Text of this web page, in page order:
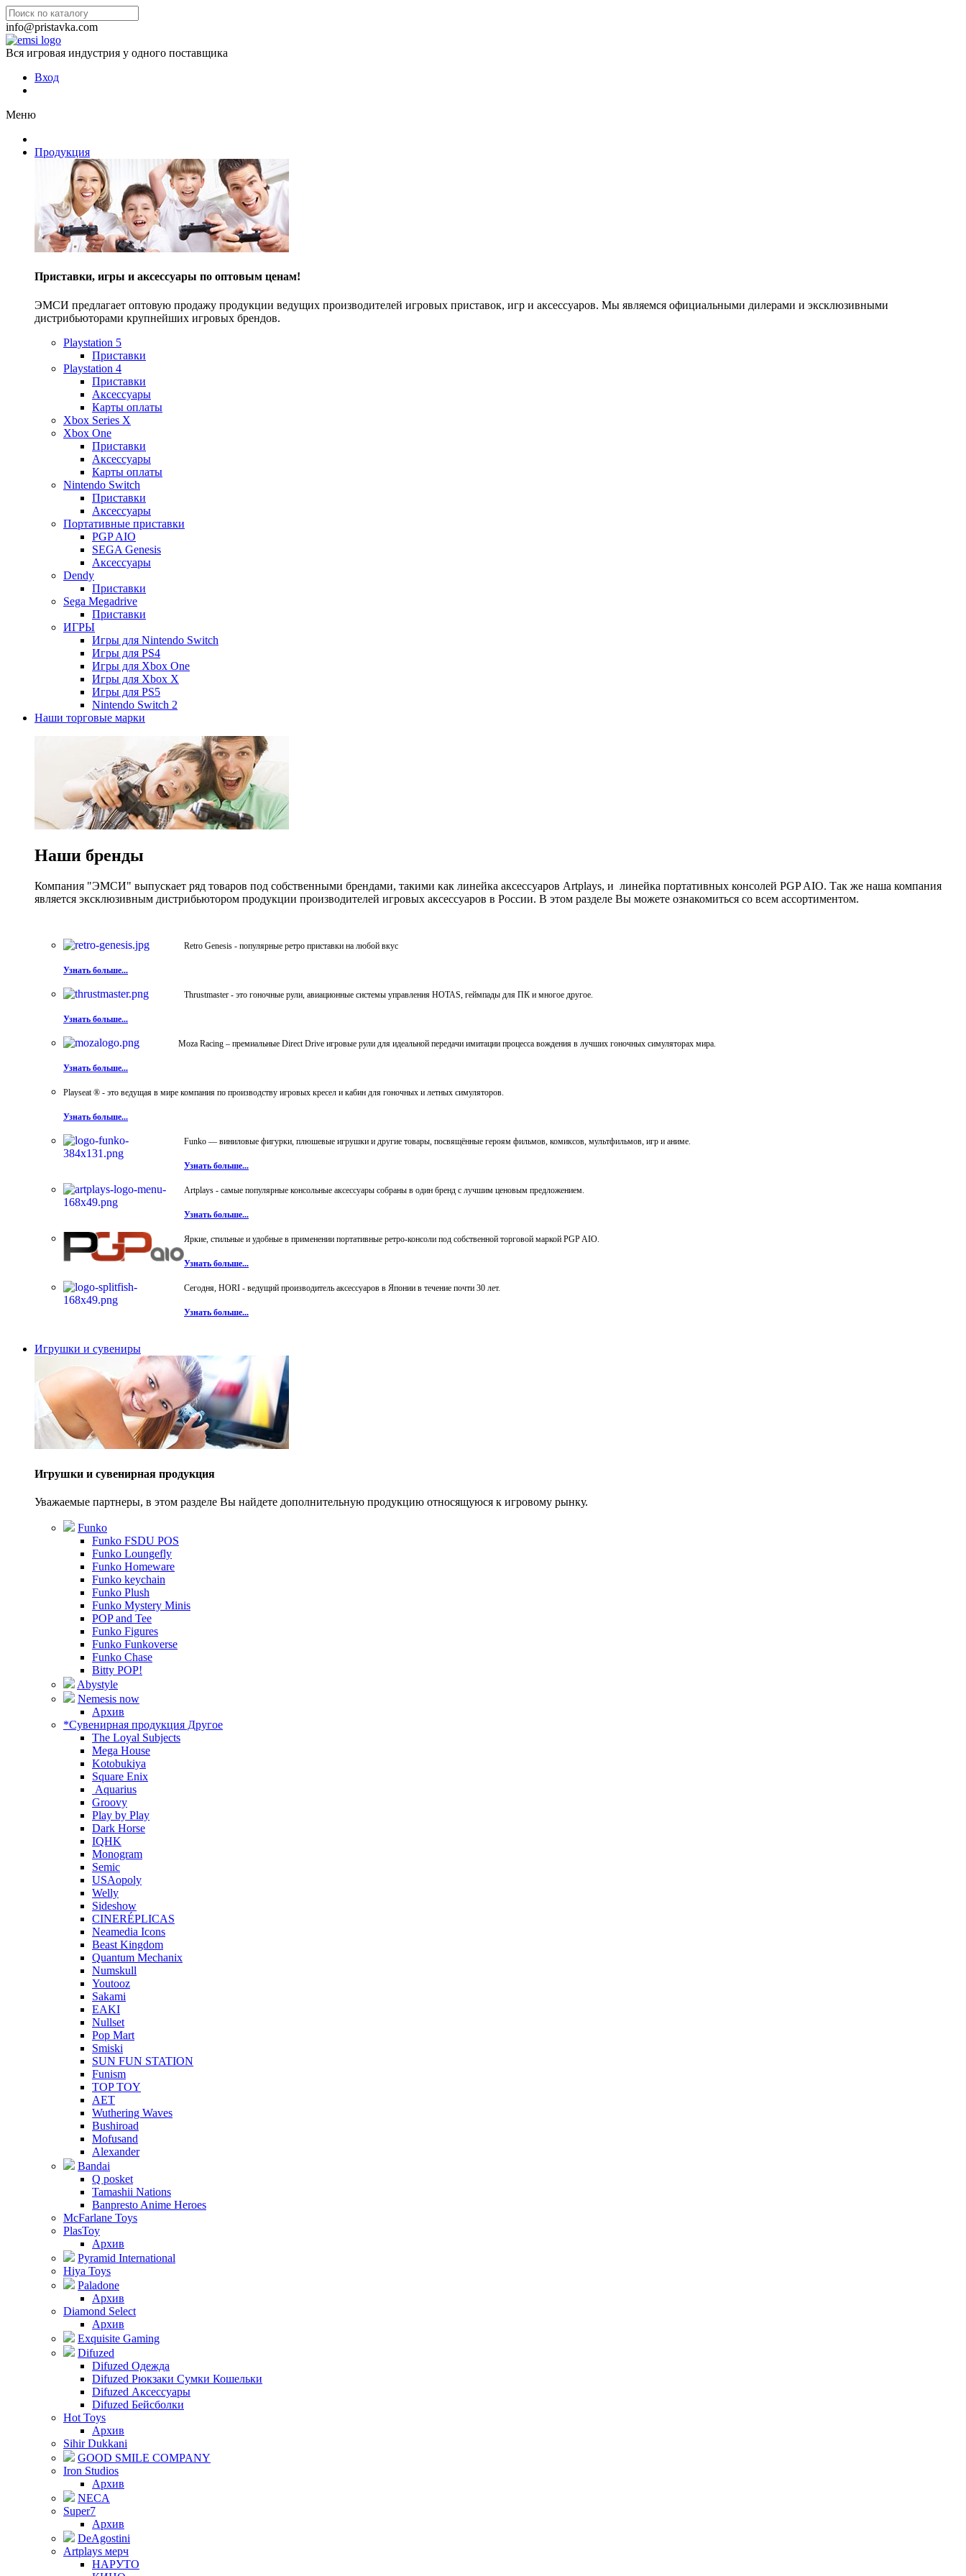
info@pristavka.com
Вся игровая индустрия у одного поставщика
Вход
Меню
Продукция
Приставки, игры и аксессуары по оптовым ценам!
ЭМСИ предлагает оптовую продажу продукции ведущих производителей игровых приставок, игр и аксессуаров. Мы являемся официальными дилерами и эксклюзивными
дистрибьюторами крупнейших игровых брендов.
Playstation 5
Приставки
Playstation 4
Приставки
Аксессуары
Карты оплаты
Xbox Series X
Xbox One
Приставки
Аксессуары
Карты оплаты
Nintendo Switch
Приставки
Аксессуары
Портативные приставки
PGP AIO
SEGA Genesis
Аксессуары
Dendy
Приставки
Sega Megadrive
Приставки
ИГРЫ
Игры для Nintendo Switch
Игры для PS4
Игры для Xbox One
Игры для Xbox X
Игры для PS5
Nintendo Switch 2
Наши торговые марки
Наши бренды
Компания "ЭМСИ" выпускает ряд товаров под собственными брендами, такими как линейка аксессуаров Artplays, и линейка портативных консолей PGP AIO. Так же наша компания
является эксклюзивным дистрибьютором продукции производителей игровых аксессуаров в России. В этом разделе Вы можете ознакомиться со всем ассортиментом.
Retro Genesis - популярные ретро приставки на любой вкус
Узнать больше...
Thrustmaster - это гоночные рули, авиационные системы управления HOTAS, геймпады для ПК и многое другое.
Узнать больше...
Moza Racing – премиальные Direct Drive игровые рули для идеальной передачи имитации процесса вождения в лучших гоночных симуляторах мира.
Узнать больше...
Playseat ® - это ведущая в мире компания по производству игровых кресел и кабин для гоночных и летных симуляторов.
Узнать больше...
Funko — виниловые фигурки, плюшевые игрушки и другие товары, посвящённые героям фильмов, комиксов, мультфильмов, игр и аниме.
Узнать больше...
Artplays - самые популярные консольные аксессуары собраны в один бренд с лучшим ценовым предложением.
Узнать больше...
Яркие, стильные и удобные в применении портативные ретро-консоли под собственной торговой маркой PGP AIO.
Узнать больше...
Сегодня, HORI - ведущий производитель аксессуаров в Японии в течение почти 30 лет.
Узнать больше...
Игрушки и сувениры
Игрушки и сувенирная продукция
Уважаемые партнеры, в этом разделе Вы найдете дополнительную продукцию относящуюся к игровому рынку.
Funko
Funko FSDU POS
Funko Loungefly
Funko Homeware
Funko keychain
Funko Plush
Funko Mystery Minis
POP and Tee
Funko Figures
Funko Funkoverse
Funko Chase
Bitty POP!
Abystyle
Nemesis now
Архив
*Сувенирная продукция Другое
The Loyal Subjects
Mega House
Kotobukiya
Square Enix
Aquarius
Groovy
Play by Play
Dark Horse
IQHK
Monogram
Semic
USAopoly
Welly
Sideshow
CINERÉPLICAS
Neamedia Icons
Beast Kingdom
Quantum Mechanix
Numskull
Youtooz
Sakami
EAKI
Nullset
Pop Mart
Smiski
SUN FUN STATION
Funism
TOP TOY
AET
Wuthering Waves
Bushiroad
Mofusand
Alexander
Bandai
Q posket
Tamashii Nations
Banpresto Anime Heroes
McFarlane Toys
PlasToy
Архив
Pyramid International
Hiya Toys
Paladone
Архив
Diamond Select
Архив
Exquisite Gaming
Difuzed
Difuzed Одежда
Difuzed Рюкзаки Сумки Кошельки
Difuzed Аксессуары
Difuzed Бейсболки
Hot Toys
Архив
Sihir Dukkani
GOOD SMILE COMPANY
Iron Studios
Архив
NECA
Super7
Архив
DeAgostini
Artplays мерч
НАРУТО